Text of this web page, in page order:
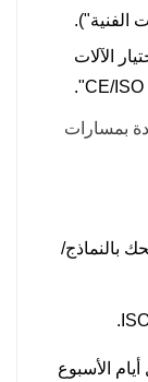
الفنية").
الآلات
بالنماذج/
الأسبوع